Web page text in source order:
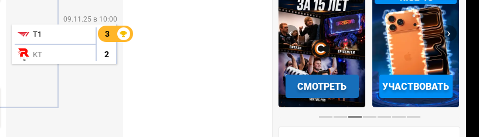
09.11.25 в 10:00
T1 3
3
KT 2
УЧАСТВОВАТЬ ЗАБРАТЬ
‹ ›